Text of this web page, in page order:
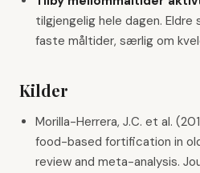
tilgjengelig hele dagen.
faste måltider, særlig om
Kilder
Morilla-Herrera, J.C. et al.
food-based fortification in
review and meta-analysis.